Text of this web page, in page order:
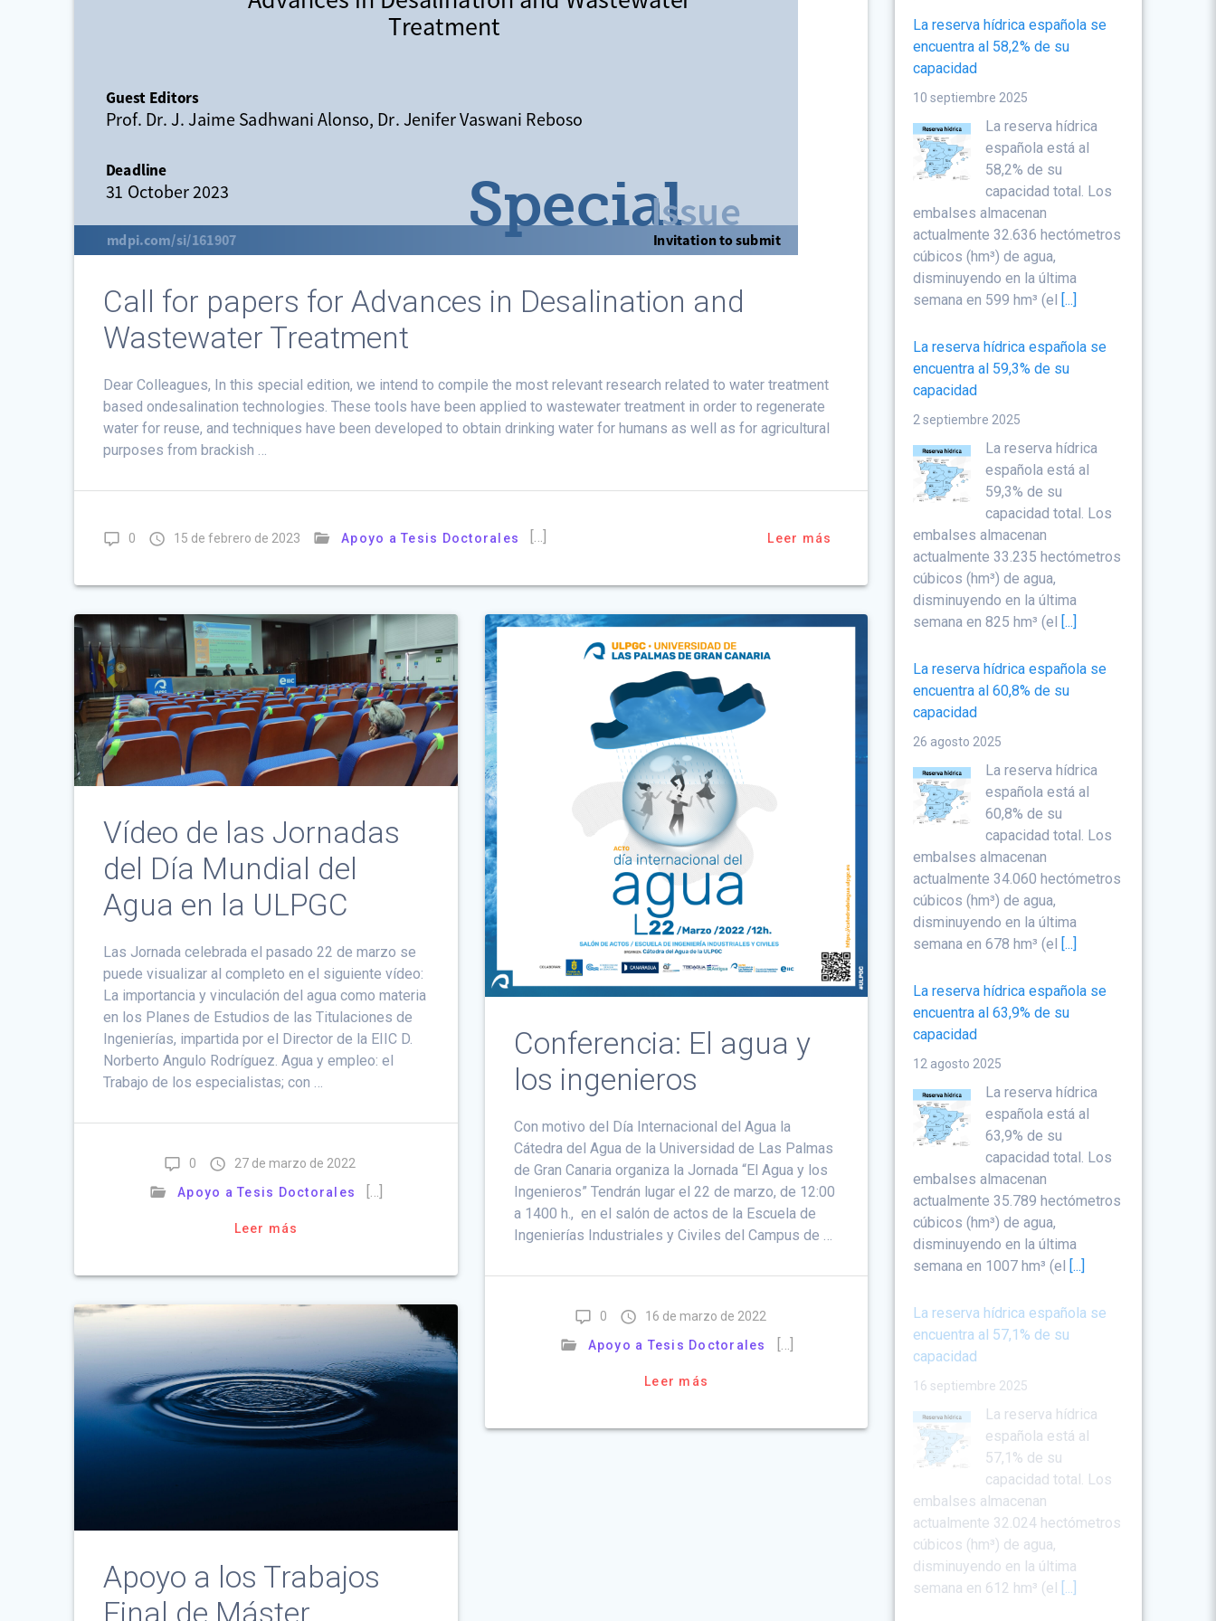
Call for papers for Advances in Desalination and
Wastewater Treatment
Dear Colleagues, In this special edition, we intend to compile the most relevant research related to water treatment
based ondesalination technologies. These tools have been applied to wastewater treatment in order to regenerate
water for reuse, and techniques have been developed to obtain drinking water for humans as well as for agricultural
purposes from brackish …
0 15 de febrero de 2023 Apoyo a Tesis Doctorales […] Leer más
Vídeo de las Jornadas
del Día Mundial del
Agua en la ULPGC
Las Jornada celebrada el pasado 22 de marzo se
puede visualizar al completo en el siguiente vídeo:
La importancia y vinculación del agua como materia
en los Planes de Estudios de las Titulaciones de
Ingenierías, impartida por el Director de la EIIC D.
Norberto Angulo Rodríguez. Agua y empleo: el
Trabajo de los especialistas; con …
0
27 de marzo de 2022
Apoyo a Tesis Doctorales
Leer más
Conferencia: El agua y
los ingenieros
Con motivo del Día Internacional del Agua la
Cátedra del Agua de la Universidad de Las Palmas
de Gran Canaria organiza la Jornada “El Agua y los
Ingenieros” Tendrán lugar el 22 de marzo, de 12:00
a 1400 h., en el salón de actos de la Escuela de
Ingenierías Industriales y Civiles del Campus de …
0
16 de marzo de 2022
Apoyo a Tesis Doctorales
Leer más
Apoyo a los Trabajos
Final de Máster
La reserva hídrica española se
encuentra al 58,2% de su
capacidad
10 septiembre 2025
La reserva hídrica
española está al
58,2% de su
capacidad total. Los
embalses almacenan
actualmente 32.636 hectómetros
cúbicos (hm³) de agua,
disminuyendo en la última
semana en 599 hm³ (el [...]
La reserva hídrica española se
encuentra al 59,3% de su
capacidad
2 septiembre 2025
La reserva hídrica
española está al
59,3% de su
capacidad total. Los
embalses almacenan
actualmente 33.235 hectómetros
cúbicos (hm³) de agua,
disminuyendo en la última
semana en 825 hm³ (el [...]
La reserva hídrica española se
encuentra al 60,8% de su
capacidad
26 agosto 2025
La reserva hídrica
española está al
60,8% de su
capacidad total. Los
embalses almacenan
actualmente 34.060 hectómetros
cúbicos (hm³) de agua,
disminuyendo en la última
semana en 678 hm³ (el [...]
La reserva hídrica española se
encuentra al 63,9% de su
capacidad
12 agosto 2025
La reserva hídrica
española está al
63,9% de su
capacidad total. Los
embalses almacenan
actualmente 35.789 hectómetros
cúbicos (hm³) de agua,
disminuyendo en la última
semana en 1007 hm³ (el [...]
La reserva hídrica española se
encuentra al 57,1% de su
capacidad
16 septiembre 2025
La reserva hídrica
española está al
57,1% de su
capacidad total. Los
embalses almacenan
actualmente 32.024 hectómetros
cúbicos (hm³) de agua,
disminuyendo en la última
semana en 612 hm³ (el [...]